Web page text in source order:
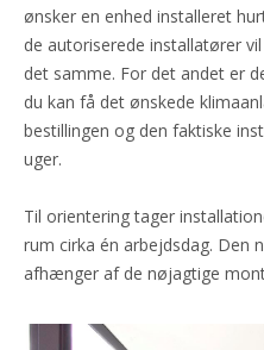
ønsker en enhed installeret
de autoriserede installatører
det samme. For det andet er
du kan få det ønskede
bestillingen og den faktiske
uger.
Til orientering tager
rum cirka én arbejdsdag. Den
afhænger af de nøjagtige